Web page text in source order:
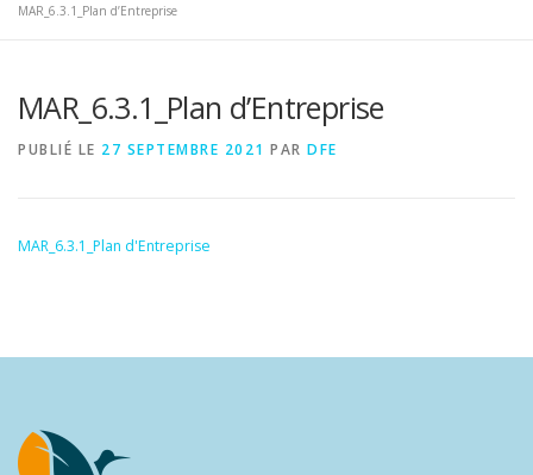
SIGNALER UNE FRAUDE
MAR_6.3.1_Plan d’Entreprise
MAR_6.3.1_Plan d’Entreprise
PUBLIÉ LE 27 SEPTEMBRE 2021 PAR DFE
MAR_6.3.1_Plan d'Entreprise